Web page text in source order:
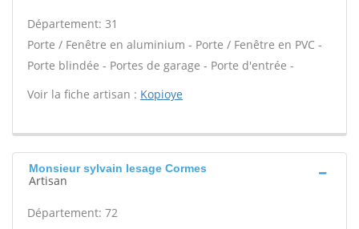
Département: 31
Porte / Fenêtre en aluminium - Porte / Fenêtre en PVC -
Porte blindée - Portes de garage - Porte d'entrée -
Voir la fiche artisan : Kopioye
Monsieur sylvain lesage Cormes
Artisan
Département: 72